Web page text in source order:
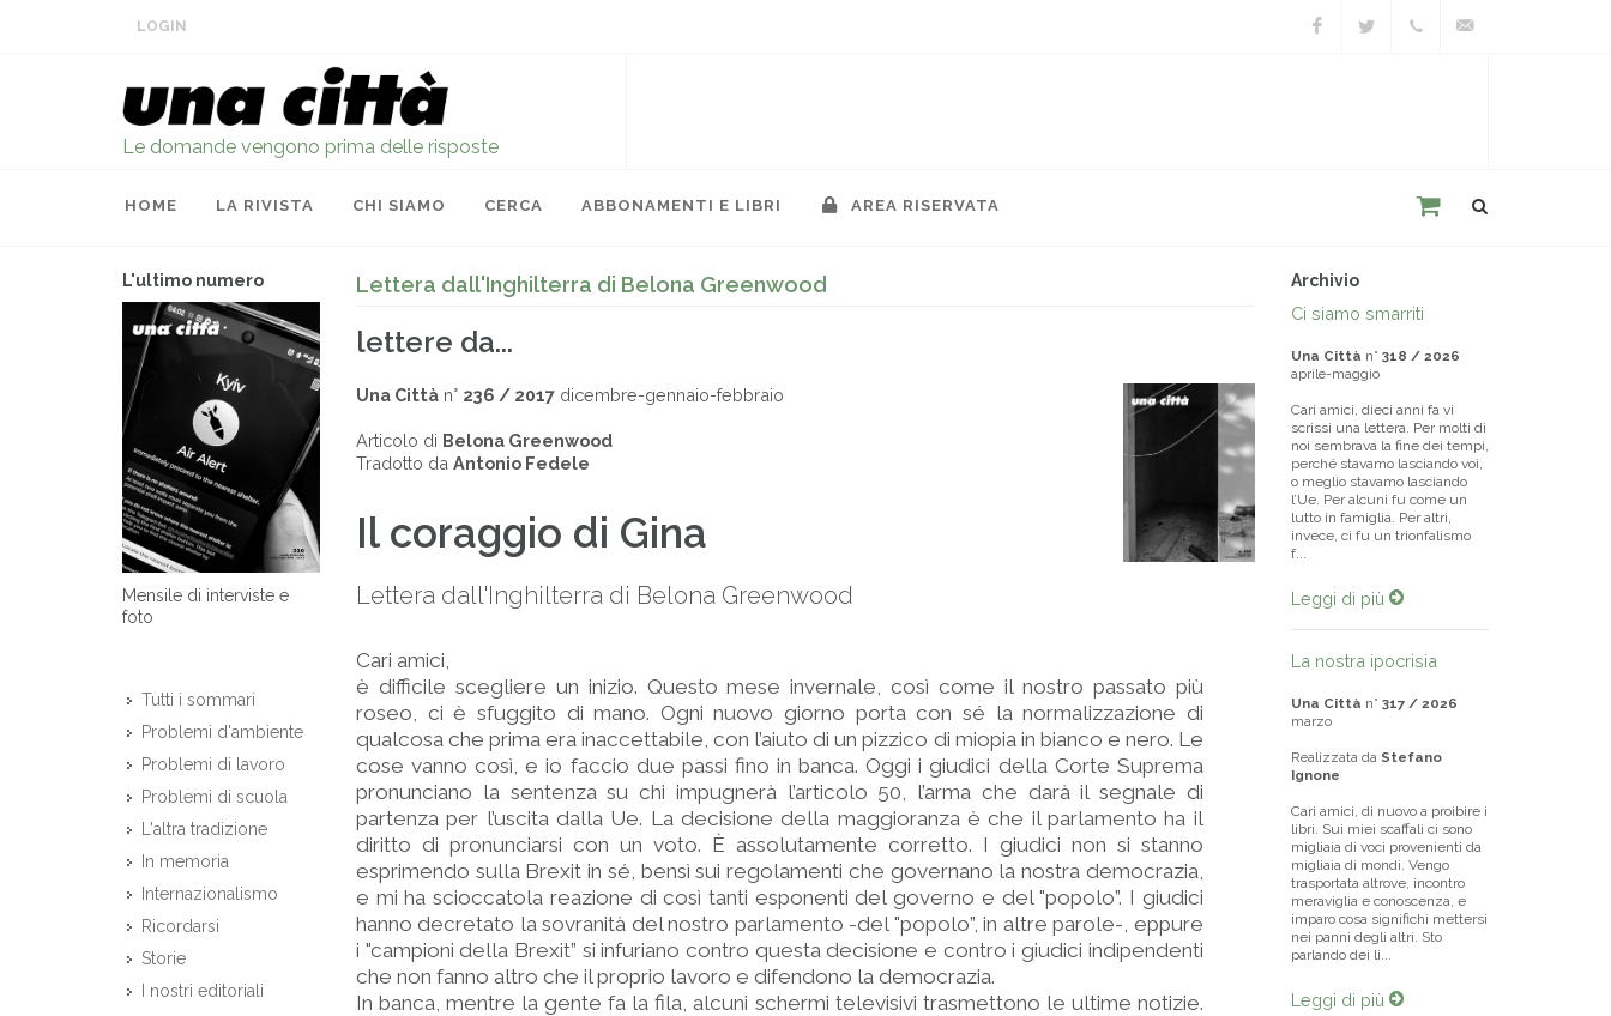
LOGIN
Le domande vengono prima delle risposte
HOME LA RIVISTA CHI SIAMO CERCA ABBONAMENTI E LIBRI AREA RISERVATA
L'ultimo numero
Mensile di interviste e
foto
Tutti i sommari
Problemi d'ambiente
Problemi di lavoro
Problemi di scuola
L'altra tradizione
In memoria
Internazionalismo
Ricordarsi
Storie
I nostri editoriali
Lettera dall'Inghilterra di Belona Greenwood
lettere da...
Una Città n° 236 / 2017 dicembre-gennaio-febbraio
Articolo di Belona Greenwood
Tradotto da Antonio Fedele
Il coraggio di Gina
Lettera dall'Inghilterra di Belona Greenwood
Cari amici,
è difficile scegliere un inizio. Questo mese invernale, così come il nostro passato più
roseo, ci è sfuggito di mano. Ogni nuovo giorno porta con sé la normalizzazione di
qualcosa che prima era inaccettabile, con l’aiuto di un pizzico di miopia in bianco e nero. Le
cose vanno così, e io faccio due passi fino in banca. Oggi i giudici della Corte Suprema
pronunciano la sentenza su chi impugnerà l’articolo 50, l’arma che darà il segnale di
partenza per l’uscita dalla Ue. La decisione della maggioranza è che il parlamento ha il
diritto di pronunciarsi con un voto. È assolutamente corretto. I giudici non si stanno
esprimendo sulla Brexit in sé, bensì sui regolamenti che governano la nostra democrazia,
e mi ha scioccatola reazione di così tanti esponenti del governo e del "popolo”. I giudici
hanno decretato la sovranità del nostro parlamento -del "popolo”, in altre parole-, eppure
i "campioni della Brexit” si infuriano contro questa decisione e contro i giudici indipendenti
che non fanno altro che il proprio lavoro e difendono la democrazia.
In banca, mentre la gente fa la fila, alcuni schermi televisivi trasmettono le ultime notizie.
Archivio
Ci siamo smarriti
Una Città n° 318 / 2026
aprile-maggio
Cari amici, dieci anni fa vi
scrissi una lettera. Per molti di
noi sembrava la fine dei tempi,
perché stavamo lasciando voi,
o meglio stavamo lasciando
l’Ue. Per alcuni fu come un
lutto in famiglia. Per altri,
invece, ci fu un trionfalismo
f...
Leggi di più
La nostra ipocrisia
Una Città n° 317 / 2026
marzo
Realizzata da Stefano
Ignone
Cari amici, di nuovo a proibire i
libri. Sui miei scaffali ci sono
migliaia di voci provenienti da
migliaia di mondi. Vengo
trasportata altrove, incontro
meraviglia e conoscenza, e
imparo cosa significhi mettersi
nei panni degli altri. Sto
parlando dei li...
Leggi di più